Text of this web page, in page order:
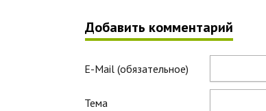
Добавить комментарий
E-Mail (обязательное)
Тема